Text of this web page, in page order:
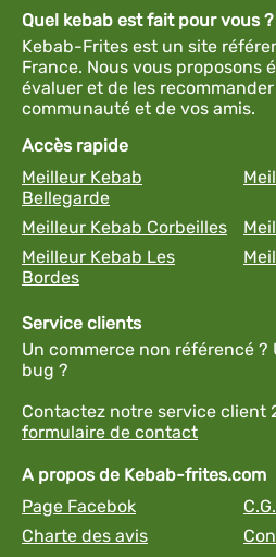
Quel kebab est fait pour vous ?
Kebab-Frites est un site
France. Nous vous proposons
évaluer et de les
communauté et de vos amis.
Accès rapide
Meilleur Kebab
Bellegarde
Meilleur Kebab Corbeilles
Meilleur Kebab Les
Bordes
Service clients
Un commerce non référencé ?
bug ?
Contactez notre service client
formulaire de contact
A propos de Kebab-frites.com
Page Facebok
Charte des avis